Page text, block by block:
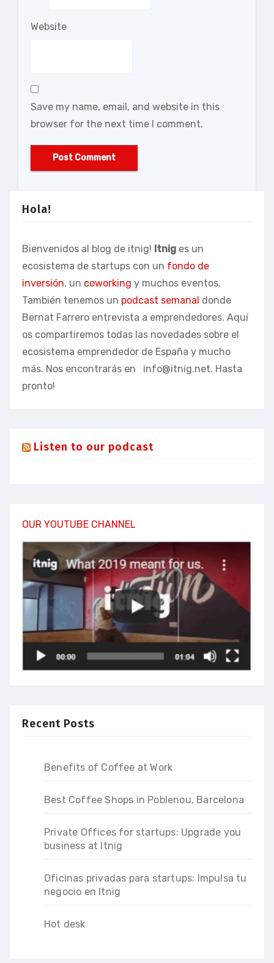
Website
Save my name, email, and website in this
browser for the next time I comment.
Hola!
Bienvenidos al blog de itnig! Itnig es un
ecosistema de startups con un fondo de
inversión, un coworking y muchos eventos.
También tenemos un podcast semanal donde
Bernat Farrero entrevista a emprendedores. Aquí
os compartiremos todas las novedades sobre el
ecosistema emprendedor de España y mucho
más. Nos encontrarás en info@itnig.net. Hasta
pronto!
Listen to our podcast
OUR YOUTUBE CHANNEL
Recent Posts
Benefits of Coffee at Work
Best Coffee Shops in Poblenou, Barcelona
Private Offices for startups: Upgrade you
business at Itnig
Oficinas privadas para startups: Impulsa tu
negocio en Itnig
Hot desk